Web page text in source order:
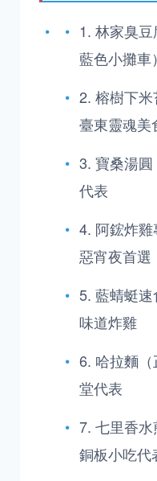
1. 林家臭
藍色小攤車
2. 榕樹下米
臺東靈魂美
3. 寶桑湯
代表
4. 阿鋐炸
惡宵夜首選
5. 藍蜻蜓
味道炸雞
6. 哈拉麵
堂代表
7. 七里香水
銅板小吃代